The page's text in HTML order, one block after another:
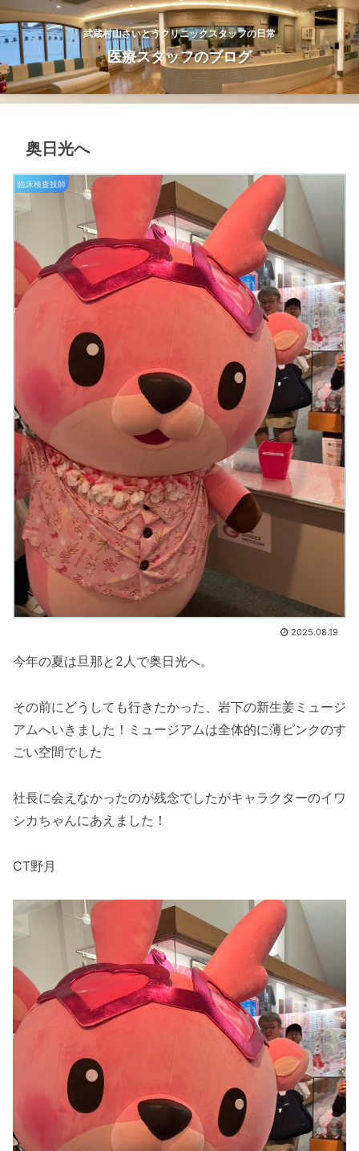
武蔵村山さいとうクリニックスタッフの日常
医療スタッフのブログ
奥日光へ
臨床検査技師
2025.08.19
今年の夏は旦那と2人で奥日光へ。
その前にどうしても行きたかった、岩下の新生姜ミュージ
アムへいきました！ミュージアムは全体的に薄ピンクのす
ごい空間でした
社長に会えなかったのが残念でしたがキャラクターのイワ
シカちゃんにあえました！
CT野月